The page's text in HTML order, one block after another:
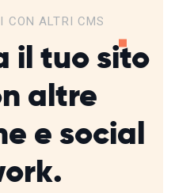
CON ALTRI CMS
il tuo sito
altre
e social